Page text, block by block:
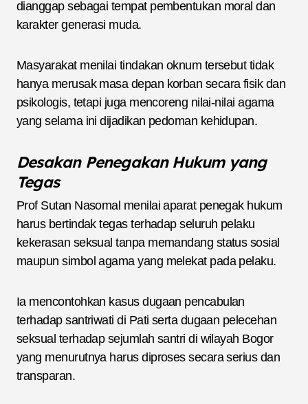
dianggap sebagai tempat pembentukan moral dan
karakter generasi muda.
Masyarakat menilai tindakan oknum tersebut tidak
hanya merusak masa depan korban secara fisik dan
psikologis, tetapi juga mencoreng nilai-nilai agama
yang selama ini dijadikan pedoman kehidupan.
Desakan Penegakan Hukum yang
Tegas
Prof Sutan Nasomal menilai aparat penegak hukum
harus bertindak tegas terhadap seluruh pelaku
kekerasan seksual tanpa memandang status sosial
maupun simbol agama yang melekat pada pelaku.
Ia mencontohkan kasus dugaan pencabulan
terhadap santriwati di Pati serta dugaan pelecehan
seksual terhadap sejumlah santri di wilayah Bogor
yang menurutnya harus diproses secara serius dan
transparan.